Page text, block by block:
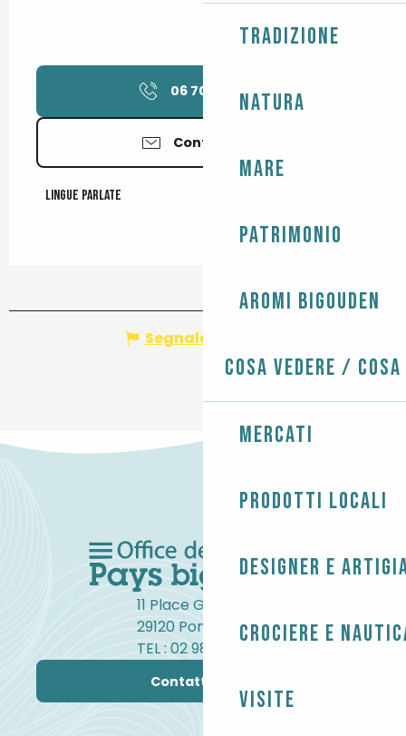
Tradizione
Natura
Mare
Patrimonio
Aromi Bigouden
Cosa vedere /
Mercati
Prodotti locali
Designer e
Crociere e
Visite
06 70 96 92 ▒▒
Contattateci
Lingue parlate
Lingue parlate
Segnala un errore
11 Place Gambetta
29120 Pont-l'Abbé
TEL : 02 98 82 37 99
Contattateci